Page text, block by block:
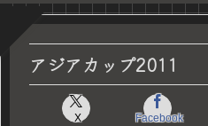
アジアカップ2011
X Facebook